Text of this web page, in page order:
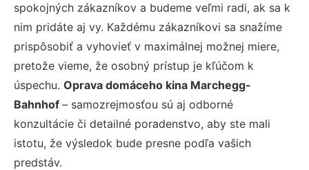
spokojných zákazníkov a budeme veľmi radi, ak sa k
nim pridáte aj vy. Každému zákazníkovi sa snažíme
prispôsobiť a vyhovieť v maximálnej možnej miere,
pretože vieme, že osobný prístup je kľúčom k
úspechu. Oprava domáceho kina Marchegg-
Bahnhof – samozrejmosťou sú aj odborné
konzultácie či detailné poradenstvo, aby ste mali
istotu, že výsledok bude presne podľa vašich
predstáv.